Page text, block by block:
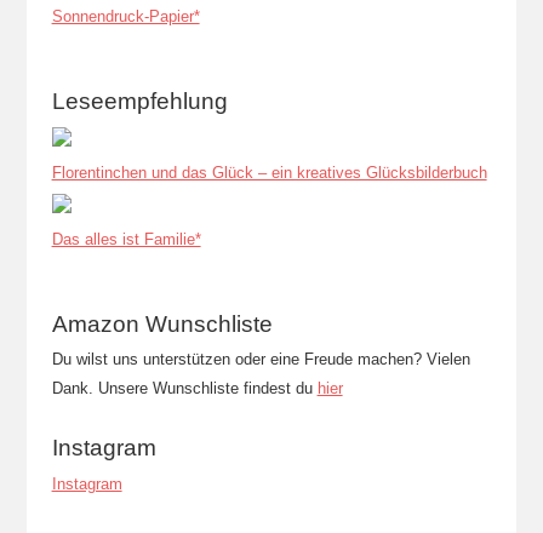
Sonnendruck-Papier*
Leseempfehlung
Florentinchen und das Glück – ein kreatives Glücksbilderbuch
Das alles ist Familie*
Amazon Wunschliste
Du wilst uns unterstützen oder eine Freude machen? Vielen
Dank. Unsere Wunschliste findest du hier
Instagram
Instagram